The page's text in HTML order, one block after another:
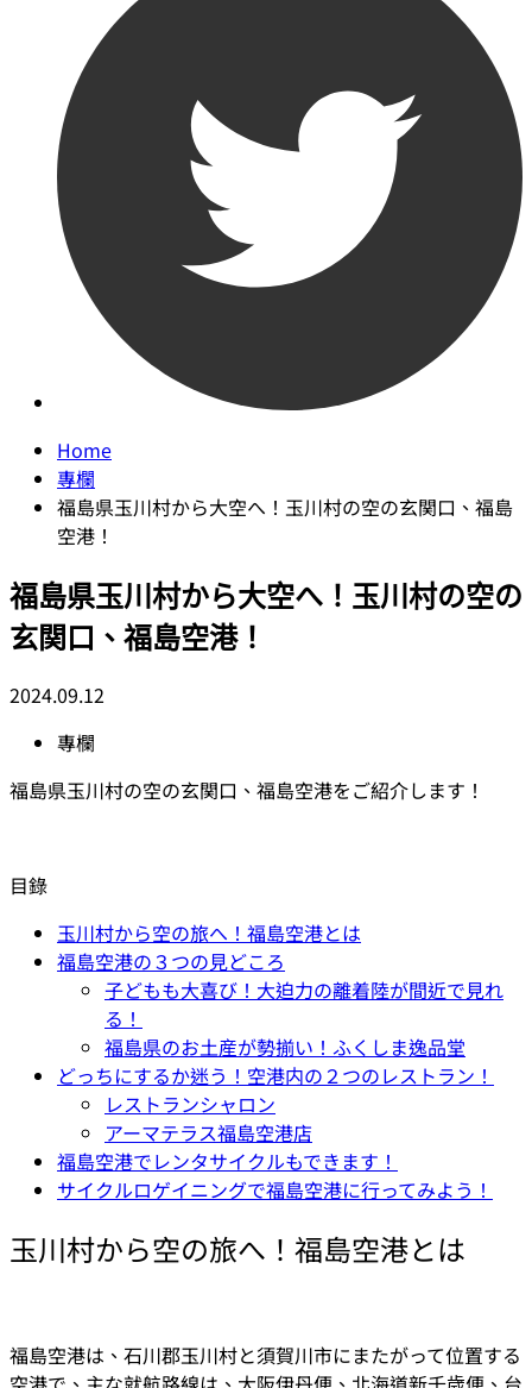
Home
專欄
福島県玉川村から大空へ！玉川村の空の玄関口、福島
空港！
福島県玉川村から大空へ！玉川村の空の
玄関口、福島空港！
2024.09.12
專欄
福島県玉川村の空の玄関口、福島空港をご紹介します！
目錄
玉川村から空の旅へ！福島空港とは
福島空港の３つの見どころ
子どもも大喜び！大迫力の離着陸が間近で見れ
る！
福島県のお土産が勢揃い！ふくしま逸品堂
どっちにするか迷う！空港内の２つのレストラン！
レストランシャロン
アーマテラス福島空港店
福島空港でレンタサイクルもできます！
サイクルロゲイニングで福島空港に行ってみよう！
玉川村から空の旅へ！福島空港とは
福島空港は、石川郡玉川村と須賀川市にまたがって位置する